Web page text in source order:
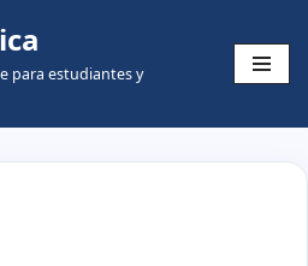
para estudiantes y